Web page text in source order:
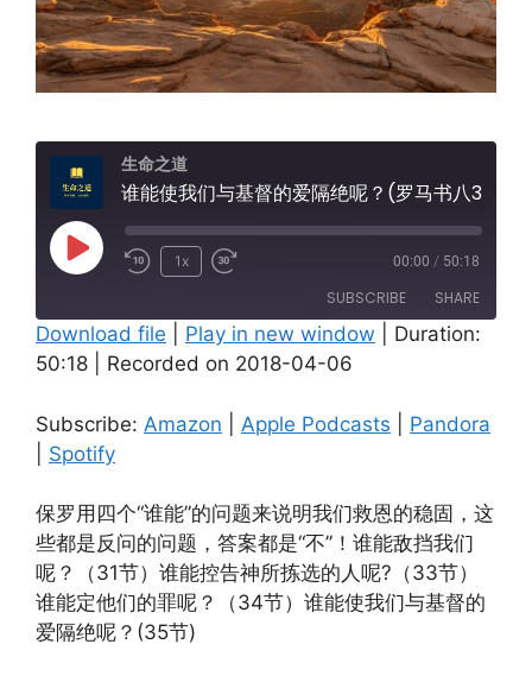
生命之道
谁能使我们与基督的爱隔绝呢？(罗马书八31-39)
Play
1x 00:00 / 50:18
SUBSCRIBE SHARE
Amazon Apple Podcasts
RSS FEED
SHARE
LINK
EMBED
Download file Play in new window
Duration:
50:18
Recorded on 2018-04-06
Subscribe: Amazon Apple Podcasts
Pandora
Spotify
保罗用四个“谁能”的问题来说明我们救恩的稳固，这
些都是反问的问题，答案都是“不”！谁能敌挡我们
呢？（31节）谁能控告神所拣选的人呢?（33节）
谁能定他们的罪呢？（34节）谁能使我们与基督的
爱隔绝呢？(35节)